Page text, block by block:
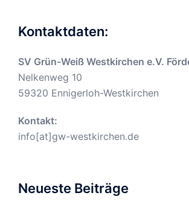
Kontaktdaten:
SV Grün-Weiß Westkirchen e.V.
Nelkenweg 10
59320 Ennigerloh-Westkirchen
Kontakt:
info[at]gw-westkirchen.de
Neueste Beiträge